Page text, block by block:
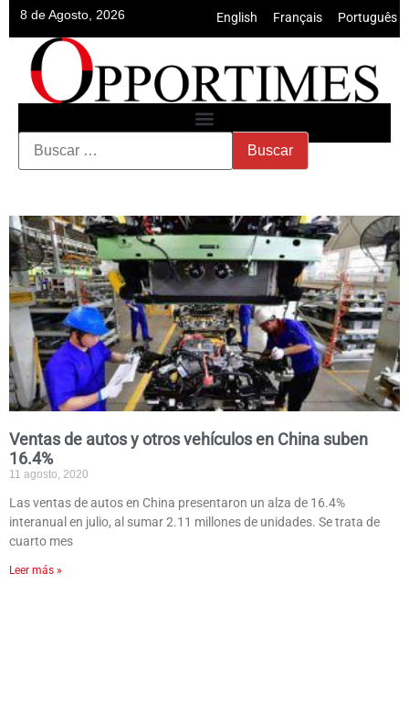
8 de Agosto, 2026 English Français Português
Ventas de autos y otros vehículos en China suben
16.4%
11 agosto, 2020
Las ventas de autos en China presentaron un alza de 16.4%
interanual en julio, al sumar 2.11 millones de unidades. Se trata de
cuarto mes
Leer más »